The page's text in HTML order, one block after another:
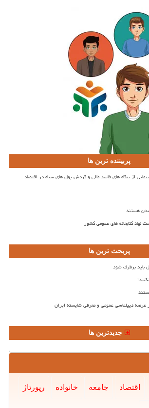
پربیننده ترین ها
از بنگاه های فاسد مالی و گردش پول های سیاه در اقتصاد
هستند
نهاد کتابخانه های عمومی کشور
پربحث ترین ها
باید برطرف شود
عرصه دیپلماسی عمومی و معرفی شایسته ایران
جدیدترین ها
اقتصاد جامعه خانواده رپورتاژ